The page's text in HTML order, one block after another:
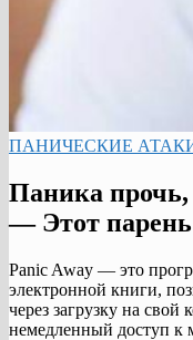
ПАНИЧЕСКИЕ
Паника
— Этот
Panic Away — это
электронной книги,
через загрузку на
немедленный доступ к